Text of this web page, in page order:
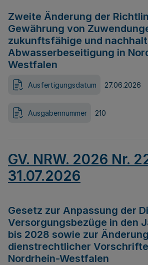
Zweite Änderung der
Gewährung von
zukunftsfähige und
Abwasserbeseitigung in
Westfalen
Ausfertigungsdatum 27.06.2026
Ausgabennummer 210
GV. NRW. 2026 Nr.
31.07.2026
Gesetz zur Anpassung der
Versorgungsbezüge in den
bis 2028 sowie zur
dienstrechtlicher
Nordrhein-Westfalen